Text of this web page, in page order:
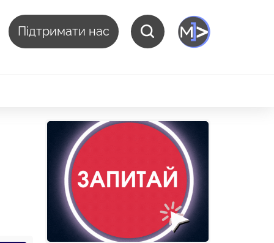
Підтримати нас